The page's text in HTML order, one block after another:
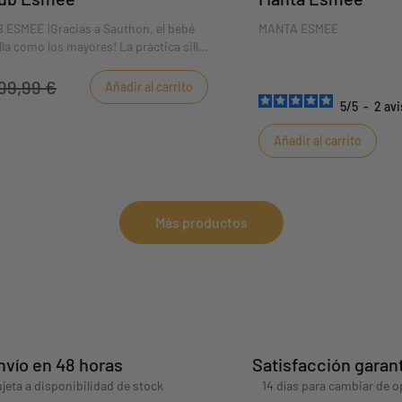
ESMEE ¡Gracias a Sauthon, el bebé
como los mayores! La práctica silla
€ Añadir al carrito
MANTA ESMEE
grandes y pequeños.
para tus paseos o
5/5 - 2
Añadir al carrito
Más productos
en 48 horas
a disponibilidad de stock
Satisfacción
14 días para cambiar de